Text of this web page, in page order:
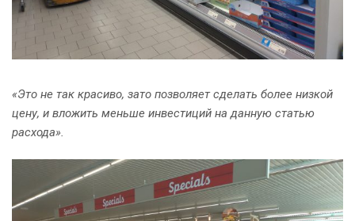
«Это не так красиво, зато позволяет сделать более низкой
цену, и вложить меньше инвестиций на данную статью
расхода».